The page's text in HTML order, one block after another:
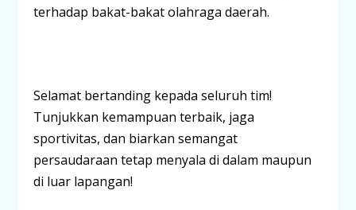
terhadap bakat-bakat olahraga daerah.
Selamat bertanding kepada seluruh tim!
Tunjukkan kemampuan terbaik, jaga
sportivitas, dan biarkan semangat
persaudaraan tetap menyala di dalam maupun
di luar lapangan!